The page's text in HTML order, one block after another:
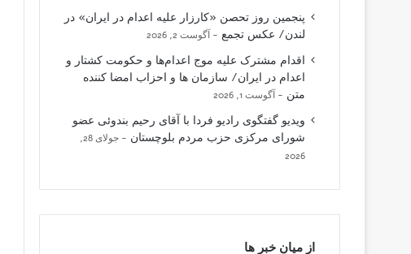
پنجمین روز تحصن «کارزار علیه اعدام در ایران» در
لندن/ عکس تجمع
آگوست 2, 2026
اقدام مشترک علیه موج اعدام‌ها و حکومت کشتار و
اعدام در ایران/ سازمان ها و احزاب امضا کننده
متن
آگوست 1, 2026
ویدیو گفتگوی رادیو فردا با آقای رحیم بندوئی عضو
شورای مرکزی حزب مردم بلوچستان
جولای 28,
2026
از میان خبر ها